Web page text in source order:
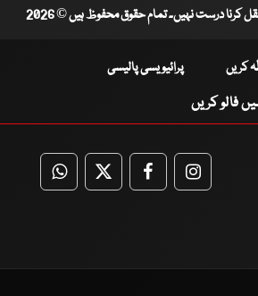
کرنا درست نہیں۔ تمام حقوق محفوظ ہیں © 2026
کریں پرائیویسی پالیسی
فالو کریں
WhatsApp
TwitterFacebookFacebook